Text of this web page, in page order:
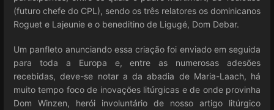
(futuro chefe do CPL), sendo os três relatores os dominicanos
Roguet e Lajeunie e o beneditino de Ligugé, Dom Debar.
Um panfleto anunciando essa criação foi enviado em seguida
para toda a Europa e, entre as numerosas adesões
recebidas, deve-se notar a da abadia de Maria-Laach, há
muito tempo foco de inovações litúrgicas e de onde provinha
Dom Winzen, herói involuntário de nosso artigo litúrgico